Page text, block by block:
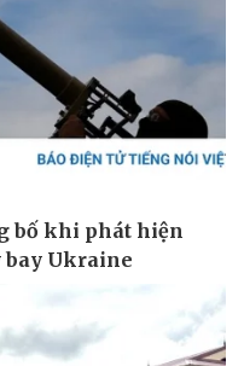
máy
vấn